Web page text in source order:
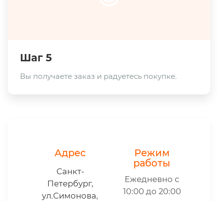
Шаг 5
Вы получаете заказ и радуетесь покупке.
Адрес
Санкт-
Петербург,
ул.Симонова,
Режим
работы
Ежедневно с
10:00 до 20:00